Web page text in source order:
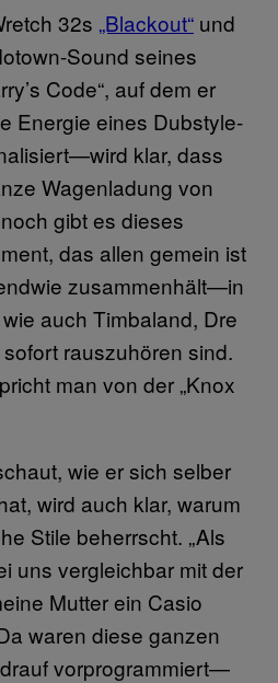
32s „Blackout“ und
Sound seines
Code“, auf dem er
Energie eines Dubstyle-
klar, dass
Wagenladung von
gibt es dieses
das allen gemein ist
zusammenhält—in
auch Timbaland, Dre
rauszuhören sind.
man von der „Knox
wie er sich selber
wird auch klar, warum
Stile beherrscht. „Als
uns vergleichbar mit der
Mutter ein Casio
waren diese ganzen
vorprogrammiert—